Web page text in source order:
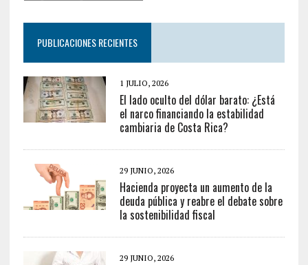
PUBLICACIONES RECIENTES
1 JULIO, 2026
El lado oculto del dólar barato: ¿Está
el narco financiando la estabilidad
cambiaria de Costa Rica?
29 JUNIO, 2026
Hacienda proyecta un aumento de la
deuda pública y reabre el debate sobre
la sostenibilidad fiscal
29 JUNIO, 2026